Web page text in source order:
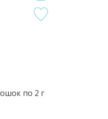
по 2 г